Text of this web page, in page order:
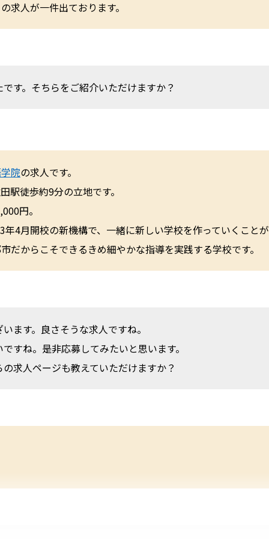
求人が一件出ております。
す。そちらをご紹介いただけますか？
院の求人です。
駅徒歩約9分の立地です。
円。
年4月開校の新機構で、一緒に新しい学校を作っていくこと
だからこそできるきめ細やかな指導を実践する学校です。
ます。良さそうな求人ですね。
すね。是非応募してみたいと思います。
求人ページも教えていただけますか？